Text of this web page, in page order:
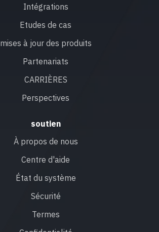
Intégrations
Etudes de cas
mises à jour des produits
Partenariats
CARRIÈRES
Perspectives
soutien
À propos de nous
Centre d'aide
État du système
Sécurité
Termes